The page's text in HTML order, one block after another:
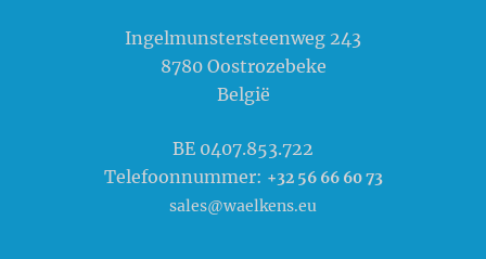
Ingelmunstersteenweg 243
8780 Oostrozebeke
België
BE 0407.853.722
Telefoonnummer: +32 56 66 60 73
sales@waelkens.eu